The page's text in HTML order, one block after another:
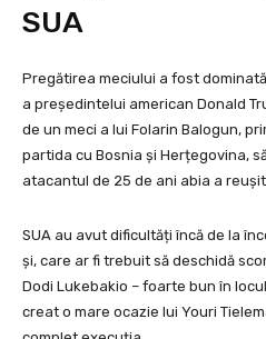
SUA
Pregătirea meciului a fost
a președintelui american Donald
de un meci a lui Folarin Balogun,
partida cu Bosnia și Herțegovina,
atacantul de 25 de ani abia a
SUA au avut dificultăți încă de la
și, care ar fi trebuit să deschidă
Dodi Lukebakio – foarte bun în
creat o mare ocazie lui Youri